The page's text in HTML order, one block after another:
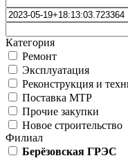
Категория
Ремонт
Эксплуатация
Реконструкция и
Поставка МТР
Прочие закупки
Новое строительство
Филиал
Берёзовская ГРЭС